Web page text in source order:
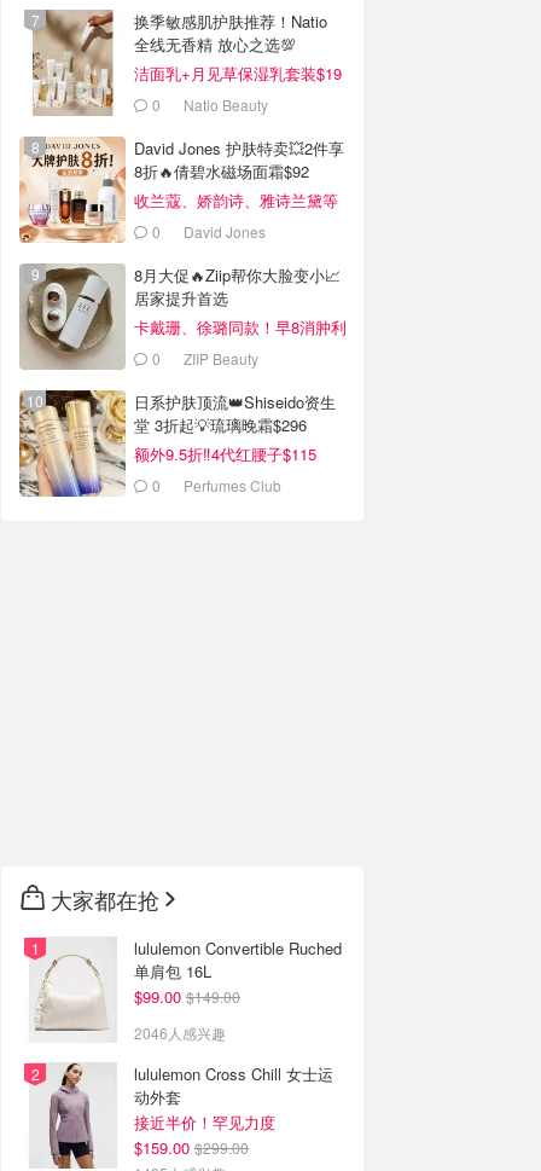
换季敏感肌护肤推荐！Natio
全线无香精 放心之选💯
洁面乳+月见草保湿乳套装$19
0 Natio Beauty
David Jones 护肤特卖💥2件享
8折🔥倩碧水磁场面霜$92
收兰蔻、娇韵诗、雅诗兰黛等
0 David Jones
8月大促🔥Ziip帮你大脸变小📈
居家提升首选
卡戴珊、徐璐同款！早8消肿利
器 0 ZIIP Beauty
日系护肤顶流👑Shiseido资生
堂 3折起💡琉璃晚霜$296
额外9.5折‼️4代红腰子$115
0 Perfumes Club
大家都在抢
lululemon Convertible Ruched
单肩包 16L
$99.00 $149.00
2046人感兴趣
lululemon Cross Chill 女士运
动外套
接近半价！罕见力度
$159.00 $299.00